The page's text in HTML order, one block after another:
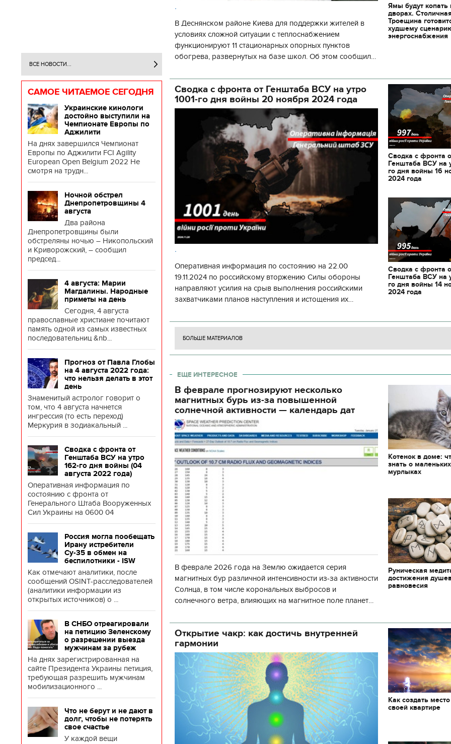
ВСЕ НОВОСТИ...
САМОЕ ЧИТАЕМОЕ СЕГОДНЯ
Украинские кинологи
достойно выступили на
Чемпионате Европы по
Аджилити
На днях завершился Чемпионат
Европы по Аджилити FCI Agility
European Open Belgium 2022 Не
смотря на трудн...
Ночной обстрел
Днепропетровщины 4
августа
Два района
Днепропетровщины были
обстреляны ночью – Никопольский
и Криворожский, – сообщил
председ...
4 августа: Марии
Магдалины. Народные
приметы на день
Сегодня, 4 августа
православные христиане почитают
память одной из самых известных
последовательниц &nb...
Прогноз от Павла Глобы
на 4 августа 2022 года:
что нельзя делать в этот
день
Знаменитый астролог говорит о
том, что 4 августа начнется
ингрессия (то есть переход)
Меркурия в зодиакальный ...
Сводка с фронта от
Генштаба ВСУ на утро
162-го дня войны (04
августа 2022 года)
Оперативная информация по
состоянию с фронта от
Генерального Штаба Вооруженных
Сил Украины на 0600 04
Россия могла пообещать
Ирану истребители
Су-35 в обмен на
беспилотники - ISW
Как отмечают аналитики, после
сообщений OSINT-расследователей
(аналитики информации из
открытых источников) о ...
В СНБО отреагировали
на петицию Зеленскому
о разрешении выезда
мужчинам за рубеж
На днях зарегистрированная на
сайте Президента Украины петиция,
требующая разрешить мужчинам
мобилизационного ...
Что не берут и не дают в
долг, чтобы не потерять
свое счастье
У каждой вещи
.
В Деснянском районе Киева для поддержки жителей в
условиях сложной ситуации с теплоснабжением
функционируют 11 стационарных опорных пунктов
обогрева, развернутых на базе школ. Об этом сообщил
государственной а
Ямы будут копать
дворах.
Троещина
худшему
энергоснабжения
Сводка с фронта от Генштаба ВСУ на утро
1001-го дня войны 20 ноября 2024 года
.
Оперативная информация по состоянию на 22.00
19.11.2024 по российскому вторжению Силы обороны
направляют усилия на срыв выполнения российскими
захватчиками планов наступления и истощения их
боевых ст
Сводка с фронта
Генштаба ВСУ на
го дня войны 16
2024 года
Сводка с фронта
Генштаба ВСУ на
го дня войны 14
2024 года
БОЛЬШЕ МАТЕРИАЛОВ
ЕЩЕ ИНТЕРЕСНОЕ
В феврале прогнозируют несколько
магнитных бурь из-за повышенной
солнечной активности — календарь дат
В феврале 2026 года на Землю ожидается серия
магнитных бур различной интенсивности из-за активности
Солнца, в том числе корональных выбросов и
солнечного ветра, влияющих на магнитное поле планеты.
об
Котенок в доме:
знать о маленьких
мурлыках
Руническая
достижения
равновесия
Открытие чакр: как достичь внутренней
гармонии
Как создать
своей квартире
11.10.2017 | 16:22
Времена Руси: как